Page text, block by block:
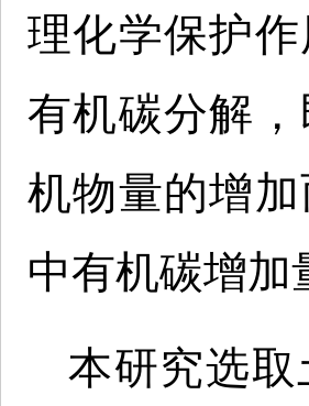
理化学保护
有机碳分解
机物量的增
中有机碳增加
本研究选